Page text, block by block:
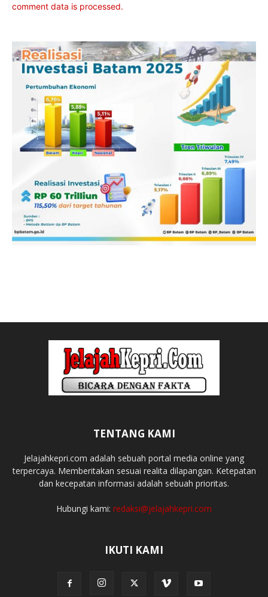
comment data is processed.
TENTANG KAMI
Jelajahkepri.com adalah sebuah portal media online yang
terpercaya. Memberitakan sesuai realita dilapangan. Ketepatan
dan kecepatan informasi adalah sebuah prioritas.
Hubungi kami: redaksi@jelajahkepri.com
IKUTI KAMI